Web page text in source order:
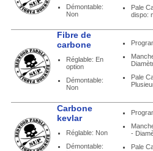
Démontable:
Non
Pale
dispo:
Fibre de
carbone
Réglable: En
option
Démontable:
Non
Pale
Carbone
kevlar
Réglable: Non
Démontable:
-
Pale